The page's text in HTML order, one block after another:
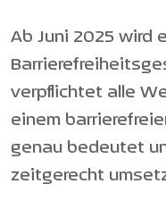
Ab Juni 2025 wird
verpflichtet alle
einem
genau bedeutet
zeitgerecht